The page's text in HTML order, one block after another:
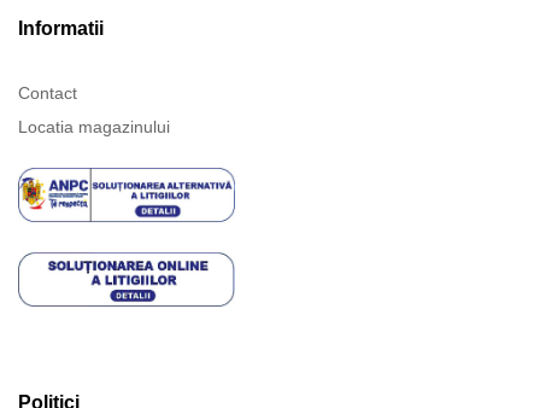
Informatii
Contact
Locatia magazinului
Politici